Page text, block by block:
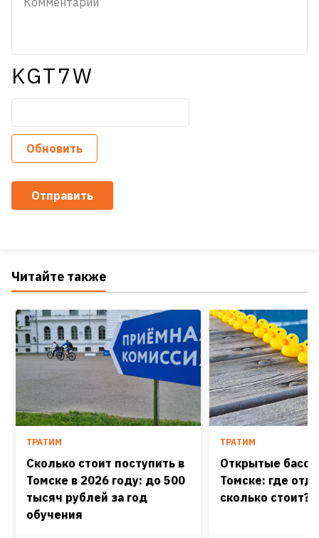
KGT7W
Обновить
Отправить
Читайте также
ТРАТИМ
Сколько стоит поступить в
Томске в 2026 году: до 500
тысяч рублей за год
обучения
ТРАТИМ
Открытые
Томске: где
сколько стоит?